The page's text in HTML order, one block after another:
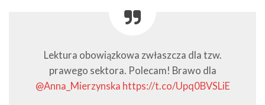
Lektura obowiązkowa zwłaszcza dla tzw.
prawego sektora. Polecam! Brawo dla
@Anna_Mierzynska https://t.co/Upq0BVSLiE